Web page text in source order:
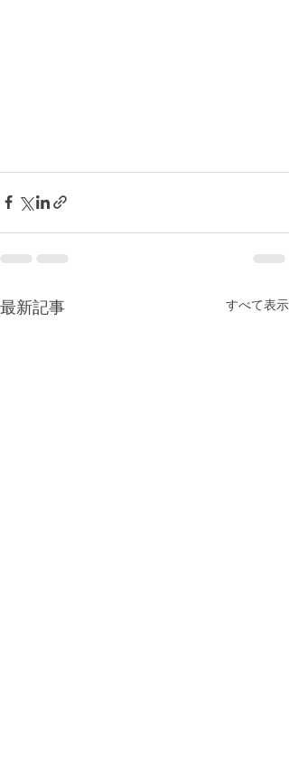
最新記事 すべて表示